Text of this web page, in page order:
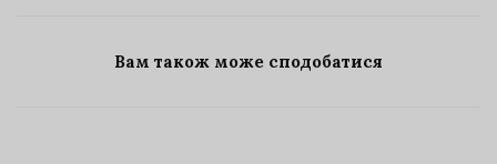
Вам також може сподобатися